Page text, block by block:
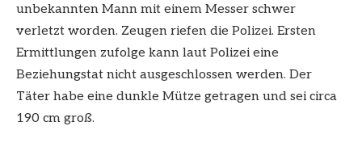
unbekannten Mann mit einem Messer schwer
verletzt worden. Zeugen riefen die Polizei. Ersten
Ermittlungen zufolge kann laut Polizei eine
Beziehungstat nicht ausgeschlossen werden. Der
Täter habe eine dunkle Mütze getragen und sei circa
190 cm groß.